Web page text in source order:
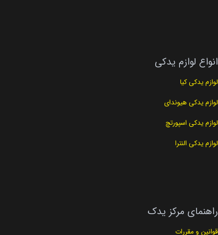
انواع لوازم یدکی
لوازم یدکی کیا
لوازم یدکی هیوندای
لوازم یدکی اسپورتچ
لوازم یدکی النترا
راهنمای مرکز یدک
قوانین و مقررات